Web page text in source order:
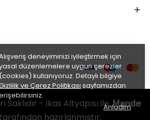
deneyiminizi iyileştirmek için
düzenlemelere uygun çerezler
(cookies) kullanıyoruz. Detaylı bilgiye
ve Çerez Politikası sayfamızdan
Anladım
Saklıdır - İkas Altyapısı ileMande
tarafından hazırlanmıştır.